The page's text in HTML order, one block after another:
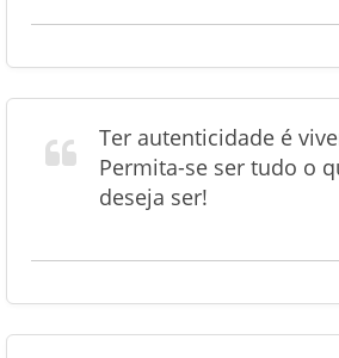
Ter autenticidade é
Permita-se ser tudo o
deseja ser!